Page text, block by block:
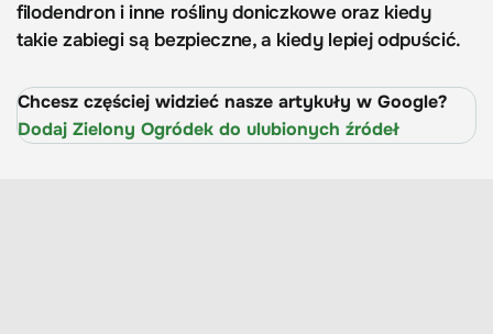
filodendron i inne rośliny doniczkowe oraz kiedy
takie zabiegi są bezpieczne, a kiedy lepiej odpuścić.
Chcesz częściej widzieć nasze artykuły w Google?
Dodaj Zielony Ogródek do ulubionych źródeł